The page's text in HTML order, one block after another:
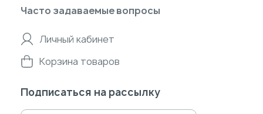
Часто задаваемые вопросы
Личный кабинет
Корзина товаров
Подписаться на рассылку